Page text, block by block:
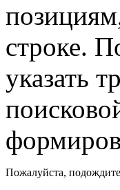
строке.
указать
Пожалуйста, подождите